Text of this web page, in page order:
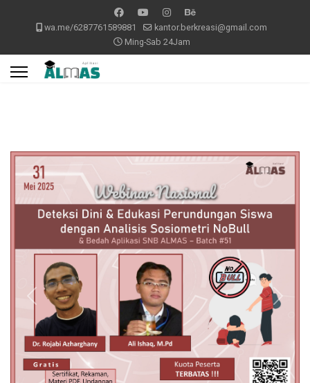
wa.me/6287761589881
kantor.berkreasi@gmail.com
Ming-Sab 24Jam
Previous Next